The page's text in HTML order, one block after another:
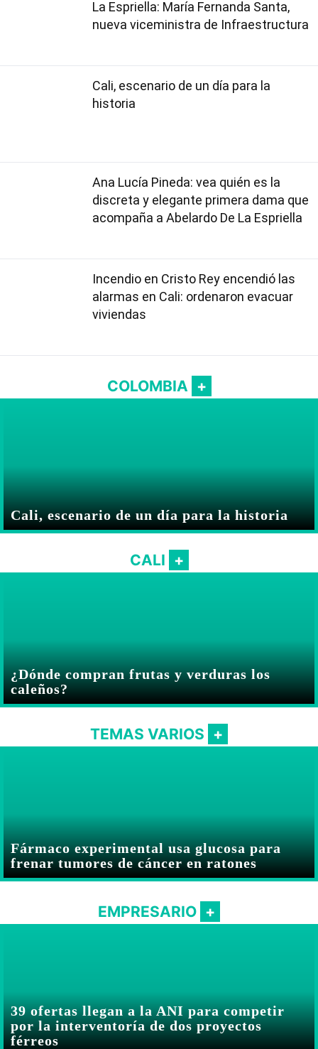
La Espriella: María Fernanda Santa,
nueva viceministra de Infraestructura
Cali, escenario de un día para la
historia
Ana Lucía Pineda: vea quién es la
discreta y elegante primera dama que
acompaña a Abelardo De La Espriella
Incendio en Cristo Rey encendió las
alarmas en Cali: ordenaron evacuar
viviendas
COLOMBIA
Cali, escenario de un día para la historia
CALI
¿Dónde compran frutas y verduras los
caleños?
TEMAS VARIOS
Fármaco experimental usa glucosa para
frenar tumores de cáncer en ratones
EMPRESARIO
39 ofertas llegan a la ANI para competir
por la interventoría de dos proyectos
férreos